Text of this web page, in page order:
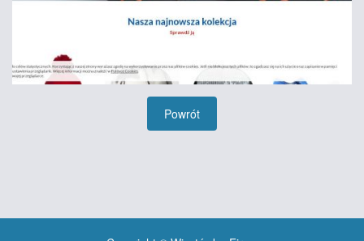
Powrót